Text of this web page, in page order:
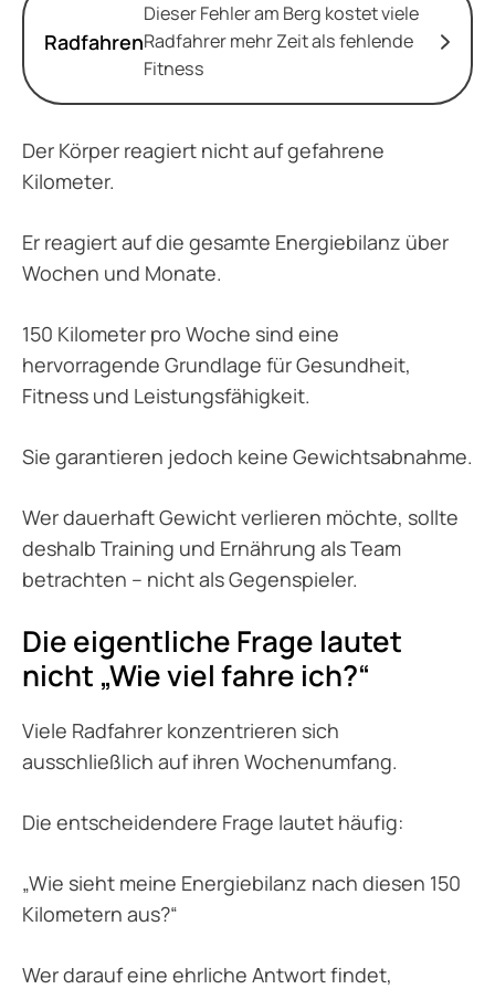
Radfahren
Dieser Fehler am Berg kostet viele
Radfahrer mehr Zeit als fehlende
Fitness
Der Körper reagiert nicht auf gefahrene
Kilometer.
Er reagiert auf die gesamte Energiebilanz über
Wochen und Monate.
150 Kilometer pro Woche sind eine
hervorragende Grundlage für Gesundheit,
Fitness und Leistungsfähigkeit.
Sie garantieren jedoch keine Gewichtsabnahme.
Wer dauerhaft Gewicht verlieren möchte, sollte
deshalb Training und Ernährung als Team
betrachten – nicht als Gegenspieler.
Die eigentliche Frage lautet
nicht „Wie viel fahre ich?“
Viele Radfahrer konzentrieren sich
ausschließlich auf ihren Wochenumfang.
Die entscheidendere Frage lautet häufig:
„Wie sieht meine Energiebilanz nach diesen 150
Kilometern aus?“
Wer darauf eine ehrliche Antwort findet,